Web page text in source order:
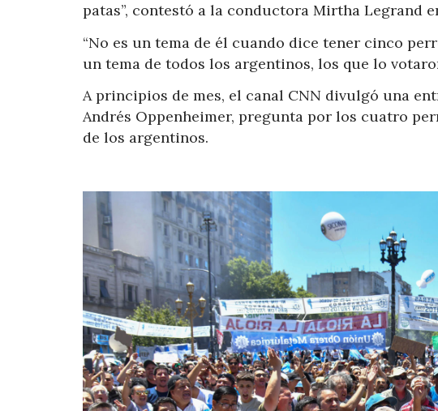
patas”, contestó a la conductora Mirtha Legrand
“No es un tema de él cuando dice tener cinco
un tema de todos los argentinos, los que lo
A principios de mes, el canal CNN divulgó una
Andrés Oppenheimer, pregunta por los cuatro
de los argentinos.